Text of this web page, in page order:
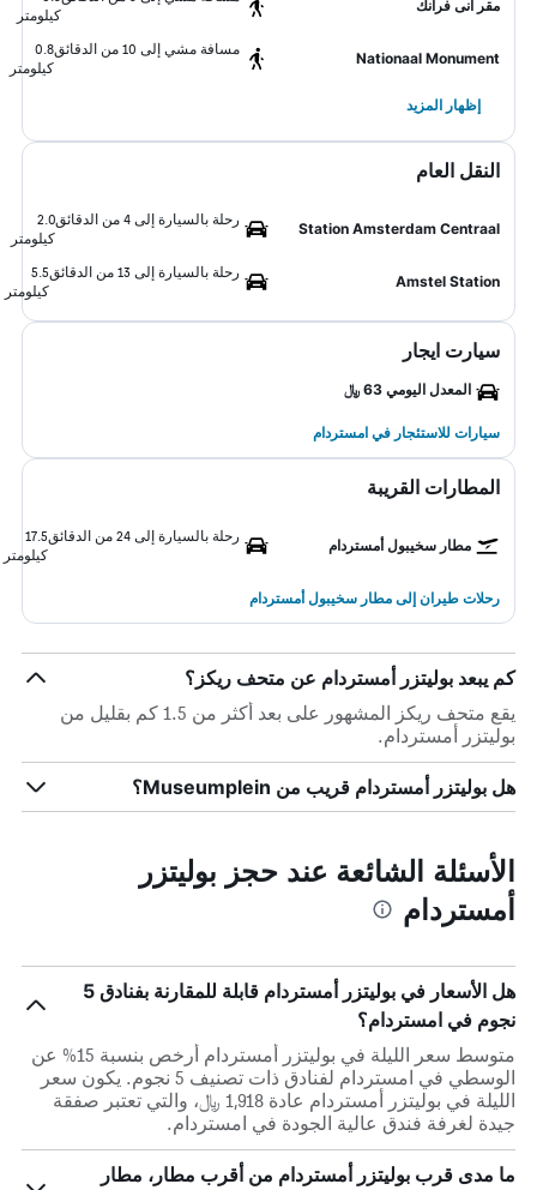
مقر آنى فرانك
كيلومتر
Nationaal Monument
مسافة مشي إلى 10 من الدقائق
0.8
كيلومتر
إظهار المزيد
النقل العام
Station Amsterdam Centraal
رحلة بالسيارة إلى 4 من الدقائق
2.0
كيلومتر
Amstel Station
رحلة بالسيارة إلى 13 من الدقائق
5.5
كيلومتر
سيارت ايجار
المعدل اليومي 63 ﷼
سيارات للاستئجار في امستردام
المطارات القريبة
مطار سخيبول أمستردام
رحلة بالسيارة إلى 24 من الدقائق
17.5
كيلومتر
رحلات طيران إلى مطار سخيبول أمستردام
كم يبعد بوليتزر أمستردام عن متحف ريكز؟
يقع متحف ريكز المشهور على بعد أكثر من 1.5 كم بقليل من
بوليتزر أمستردام.
هل بوليتزر أمستردام قريب من Museumplein؟
الأسئلة الشائعة عند حجز بوليتزر
أمستردام
هل الأسعار في بوليتزر أمستردام قابلة للمقارنة بفنادق 5
نجوم في امستردام؟
متوسط سعر الليلة في بوليتزر أمستردام أرخص بنسبة 15% عن
الوسطي في امستردام لفنادق ذات تصنيف 5 نجوم. يكون سعر
الليلة في بوليتزر أمستردام عادة 1,918 ﷼، والتي تعتبر صفقة
جيدة لغرفة فندق عالية الجودة في امستردام.
ما مدى قرب بوليتزر أمستردام من أقرب مطار، مطار